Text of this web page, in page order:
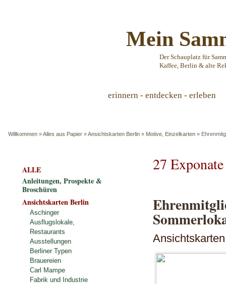
Mein
Der Schauplatz für
Kaffee, Berlin & alte
erinnern - entdecken - erleben
Willkommen »Alles aus Papier »Ansichtskarten Berlin » Motive, Einzelkarten »
27
ALLE
Anleitungen, Prospekte &
Broschüren
Ansichtskarten Berlin
Aschinger
Ausflugslokale,
Restaurants
Ausstellungen
Berliner Typen
Brauereien
Carl Mampe
Fabrik und Industrie